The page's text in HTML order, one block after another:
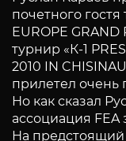
почетного гостя
EUROPE
турнир «К-1
2010 IN
прилетел очень
Но как сказал
ассоциация
На предстоящий